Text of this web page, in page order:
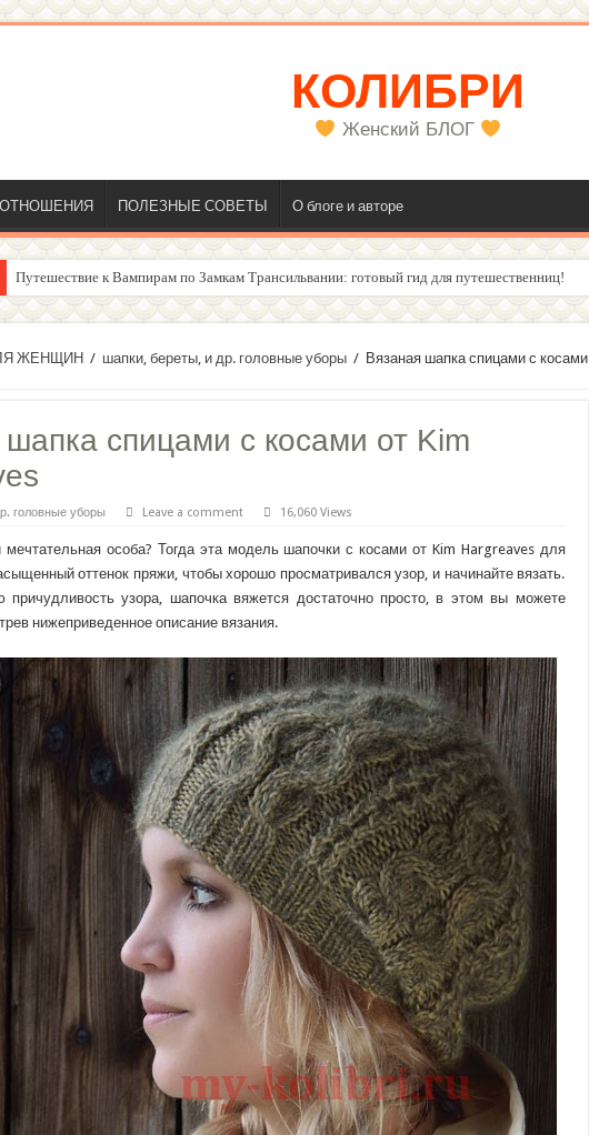
КОЛИБРИ
Женский БЛОГ
ОТНОШЕНИЯ ПОЛЕЗНЫЕ СОВЕТЫ О блоге и авторе
Женский внутренний голос
ЖЕНЩИН / шапки, береты, и др. головные уборы / Вязаная шапка спицами с косами
спицами с косами от Kim
головные уборы Leave a comment 16,060 Views
особа? Тогда эта модель шапочки с косами от Kim Hargreaves для
оттенок пряжи, чтобы хорошо просматривался узор, и начинайте вязать.
узора, шапочка вяжется достаточно просто, в этом вы можете
нижеприведенное описание вязания.